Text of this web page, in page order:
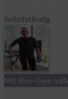
Selbstständig
Mit Slim-Gym